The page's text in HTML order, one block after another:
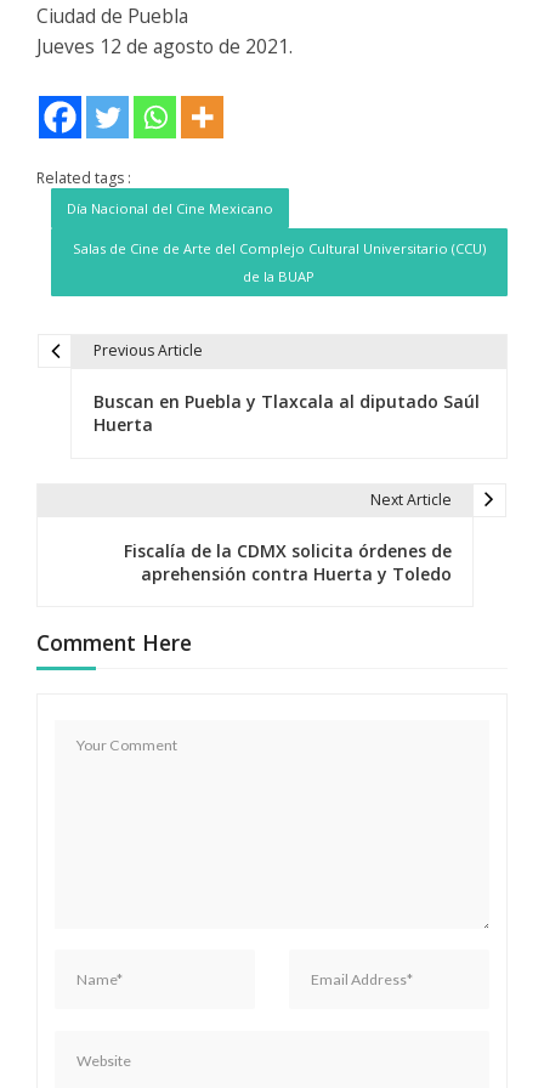
Ciudad de Puebla
Jueves 12 de agosto de 2021.
Related tags :
Día Nacional del Cine Mexicano
Salas de Cine de Arte del Complejo Cultural Universitario (CCU)
de la BUAP
c
i
Previous Article
Buscan en Puebla y Tlaxcala al diputado Saúl
Huerta
Next Article
Fiscalía de la CDMX solicita órdenes de
aprehensión contra Huerta y Toledo
Comment Here